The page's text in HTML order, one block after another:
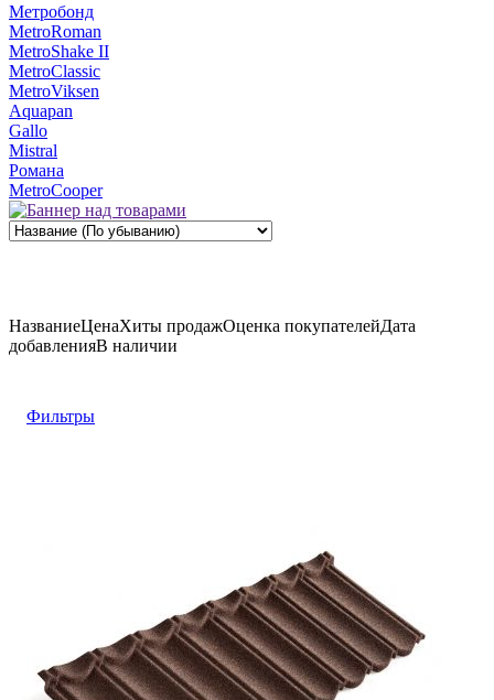
Метробонд
MetroRoman
MetroShake II
MetroClassic
MetroViksen
Aquapan
Gallo
Mistral
Романа
MetroCooper
НазваниеЦенаХиты продажОценка покупателейДата
добавленияВ наличии
Фильтры